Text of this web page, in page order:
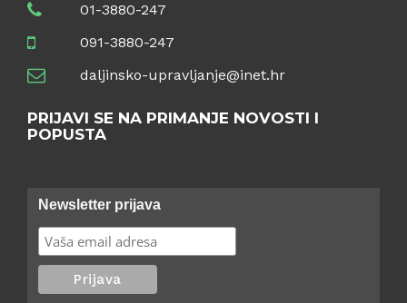
01-3880-247
091-3880-247
daljinsko-upravljanje@inet.hr
PRIJAVI SE NA PRIMANJE NOVOSTI I
POPUSTA
Newsletter prijava